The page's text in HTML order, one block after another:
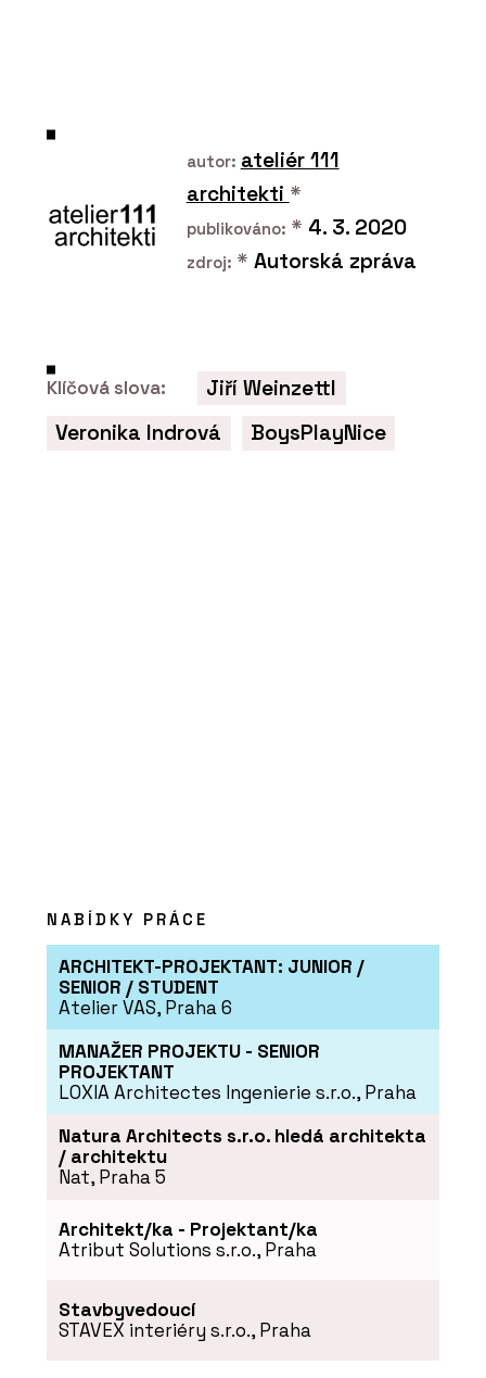
Systém odhlučnění domovní
kanalizace RAUPIANO PLUS - REHAU
PRODUKTY
Potrubní systémy - REHAU
ČLÁNKY
autor: ateliér 111
architekti *
publikováno: * 4. 3. 2020
zdroj: * Autorská zpráva
Klíčová slova:
Jiří Weinzettl
Veronika Indrová
BoysPlayNice
NABÍDKY PRÁCE
ARCHITEKT-PROJEKTANT: JUNIOR /
SENIOR / STUDENT
Atelier VAS, Praha 6
MANAŽER PROJEKTU - SENIOR
PROJEKTANT
LOXIA Architectes Ingenierie s.r.o., Praha
Natura Architects s.r.o. hledá architekta
/ architektu
Nat, Praha 5
Architekt/ka - Projektant/ka
Atribut Solutions s.r.o., Praha
Stavbyvedoucí
STAVEX interiéry s.r.o., Praha